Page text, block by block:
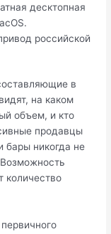
десктопная
российской
в
на каком
объем, и кто
продавцы
бары никогда не
количество